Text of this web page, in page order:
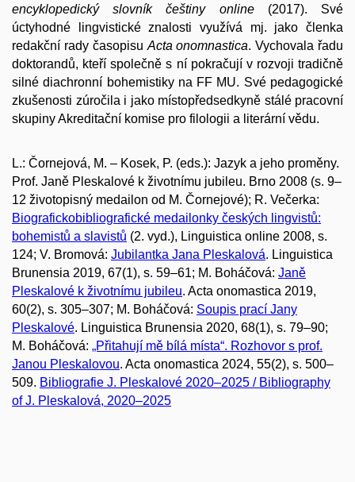
encyklopedický slovník češtiny online(2017). Své
úctyhodné lingvistické znalosti využívá mj. jako členka
redakční rady časopisu Acta onomnastica. Vychovala řadu
doktorandů, kteří společně s ní pokračují v rozvoji tradičně
silné diachronní bohemistiky na FF MU. Své pedagogické
zkušenosti zúročila i jako místopředsedkyně stálé pracovní
skupiny Akreditační komise pro filologii a literární vědu.
L.: Čornejová, M. – Kosek, P. (eds.): Jazyk a jeho proměny.
Prof. Janě Pleskalové k životnímu jubileu. Brno 2008 (s. 9–
12 životopisný medailon od M. Čornejové); R. Večerka:
Biografickobibliografické medailonky českých lingvistů:
bohemistů a slavistů (2. vyd.), Linguistica online 2008, s.
124; V. Bromová: Jubilantka Jana Pleskalová. Linguistica
Brunensia 2019, 67(1), s. 59–61; M. Boháčová: Janě
Pleskalové k životnímu jubileu. Acta onomastica 2019,
60(2), s. 305–307; M. Boháčová: Soupis prací Jany
Pleskalové. Linguistica Brunensia 2020, 68(1), s. 79–90;
M. Boháčová: „Přitahují mě bílá místa“. Rozhovor s prof.
Janou Pleskalovou. Acta onomastica 2024, 55(2), s. 500–
509. Bibliografie J. Pleskalové 2020–2025 / Bibliography
of J. Pleskalová, 2020–2025